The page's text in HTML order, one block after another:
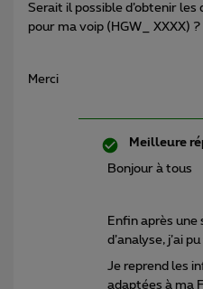
Serait il possible d’obtenir
pour ma voip (HGW_ XXXX) ?
Merci
Meilleure
Bonjour à tous
Enfin après une
d’analyse, j’ai
Je reprend les
adaptées à ma